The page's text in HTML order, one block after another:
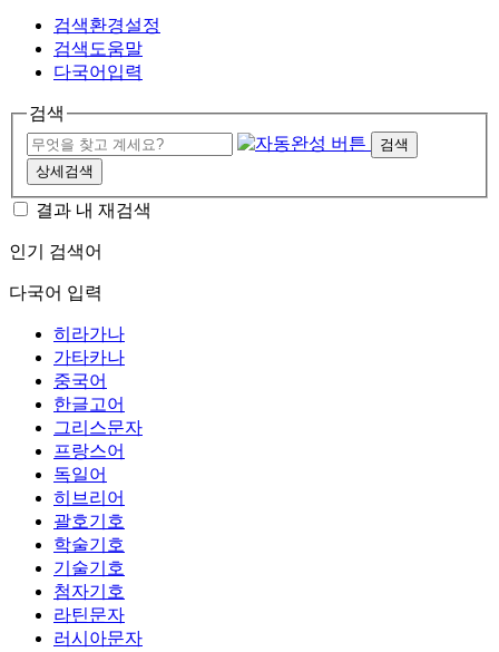
검색환경설정
검색도움말
다국어입력
검색
검색
상세검색
결과 내 재검색
인기 검색어
다국어 입력
히라가나
가타카나
중국어
한글고어
그리스문자
프랑스어
독일어
히브리어
괄호기호
학술기호
기술기호
첨자기호
라틴문자
러시아문자